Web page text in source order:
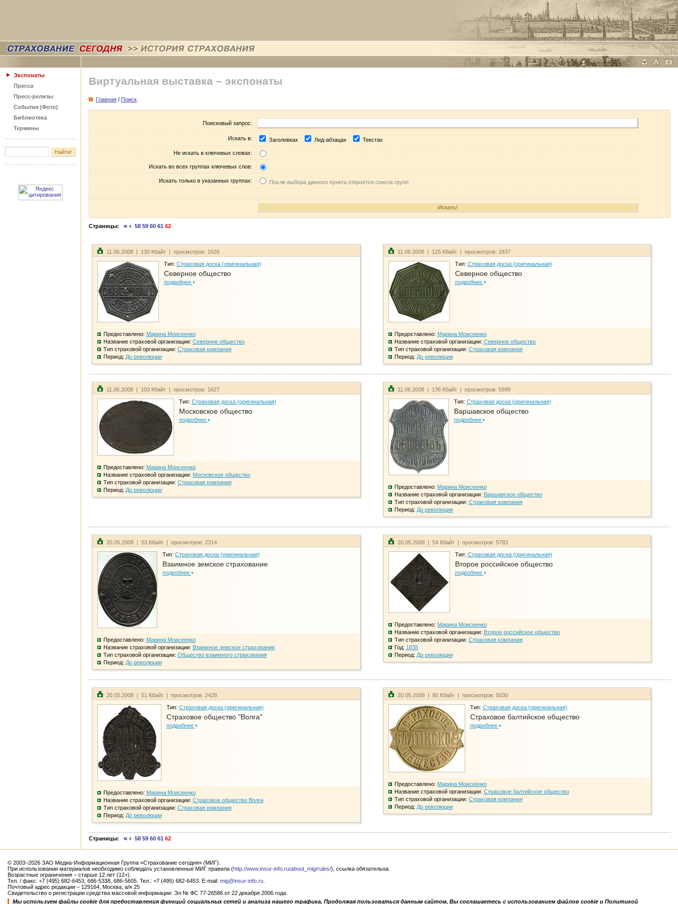
Экспонаты
Пресса
Пресс-релизы
События (Фото)
Библиотека
Термины
Виртуальная выставка – экспонаты
Главная / Поиск
Поисковый запрос:
Искать в: Заголовках Лид-абзацах Текстах
Не искать в ключевых словах:
Искать во всех группах ключевых слов:
Искать только в указанных группах: После выбора данного пункта откроется список групп
Страницы: 58 59 60 61 62
11.06.2008 | 130 Кбайт | просмотров: 1626
Тип: Страховая доска (оригинальная)
Северное общество
подробнее
Предоставлено: Марина Моисеенко
Название страховой организации: Северное общество
Тип страховой организации: Страховая компания
Период: До революции
11.06.2008 | 125 Кбайт | просмотров: 1837
Тип: Страховая доска (оригинальная)
Северное общество
подробнее
Предоставлено: Марина Моисеенко
Название страховой организации: Северное общество
Тип страховой организации: Страховая компания
Период: До революции
11.06.2008 | 103 Кбайт | просмотров: 1627
Тип: Страховая доска (оригинальная)
Московское общество
подробнее
Предоставлено: Марина Моисеенко
Название страховой организации: Московское общество
Тип страховой организации: Страховая компания
Период: До революции
11.06.2008 | 136 Кбайт | просмотров: 5999
Тип: Страховая доска (оригинальная)
Варшавское общество
подробнее
Предоставлено: Марина Моисеенко
Название страховой организации: Варшавское общество
Тип страховой организации: Страховая компания
Период: До революции
20.05.2008 | 53 Кбайт | просмотров: 2314
Тип: Страховая доска (оригинальная)
Взаимное земское страхование
подробнее
Предоставлено: Марина Моисеенко
Название страховой организации: Взаимное земское страхование
Тип страховой организации: Общество взаимного страхования
Период: До революции
20.05.2008 | 54 Кбайт | просмотров: 5783
Тип: Страховая доска (оригинальная)
Второе российское общество
подробнее
Предоставлено: Марина Моисеенко
Название страховой организации: Второе российское общество
Тип страховой организации: Страховая компания
Год: 1835
Период: До революции
20.05.2008 | 51 Кбайт | просмотров: 2428
Тип: Страховая доска (оригинальная)
Страховое общество "Волга"
подробнее
Предоставлено: Марина Моисеенко
Название страховой организации: Страховое общество Волга
Тип страховой организации: Страховая компания
Период: До революции
20.05.2008 | 80 Кбайт | просмотров: 5030
Тип: Страховая доска (оригинальная)
Страховое балтийское общество
подробнее
Предоставлено: Марина Моисеенко
Название страховой организации: Страховое балтийское общество
Тип страховой организации: Страховая компания
Период: До революции
Страницы: 58 59 60 61 62
© 2003–2026 ЗАО Медиа-Информационная Группа «Страхование сегодня» (МИГ).
При использовании материалов необходимо соблюдать установленные МИГ правила (http://www.insur-info.ru/about_mig/rules/), ссылка обязательна.
Возрастные ограничения – старше 12 лет (12+).
Тел. / факс: +7 (495) 682-6453, 686-5338, 686-5605. Тел.: +7 (495) 682-6453. E-mail: mig@insur-info.ru
Почтовый адрес редакции – 129164, Москва, а/я 25
Свидетельство о регистрации средства массовой информации: Эл № ФС 77-26586 от 22 декабря 2006 года.
Мы используем файлы cookie для предоставления функций социальных сетей и анализа нашего трафика. Продолжая пользоваться данным сайтом, Вы соглашаетесь с использованием файлов cookie и Политикой